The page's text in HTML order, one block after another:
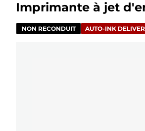
Imprimante à jet
NON RECONDUIT AUTO-INK